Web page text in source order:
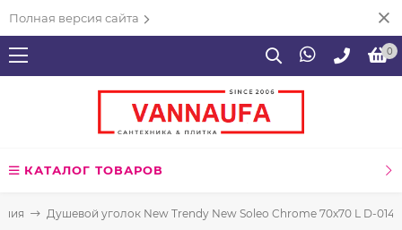
Полная версия сайта
0
КАТАЛОГ ТОВАРОВ
Душевой уголок New Trendy New Soleo Chrome 70х70 L D-